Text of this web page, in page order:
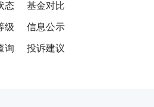
态
级
询
基金对比
信息公示
投诉建议